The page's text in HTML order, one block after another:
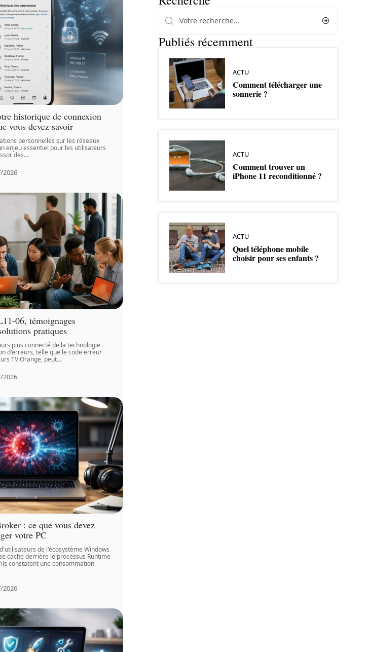
historique de connexion
vous devez savoir
personnelles sur les réseaux
enjeu essentiel pour les utilisateurs
des…
2026
06, témoignages
pratiques
plus connecté de la technologie
d'erreurs, telle que le code erreur
TV Orange, peut…
2026
: ce que vous devez
votre PC
de l'écosystème Windows
cache derrière le processus Runtime
constatent une consommation
2026
Publiés récemment
ACTU
Comment télécharger une
sonnerie ?
ACTU
Comment trouver un
iPhone 11 reconditionné ?
ACTU
Quel téléphone mobile
choisir pour ses enfants ?